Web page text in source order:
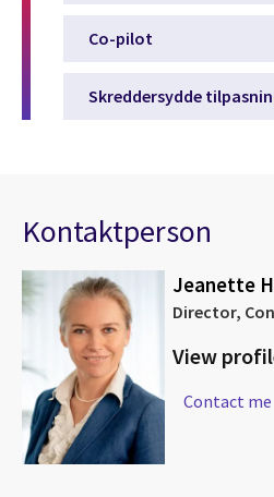
Co-pilot
Skreddersydde
Kontaktperson
Jeanette
Director,
View
Contact me